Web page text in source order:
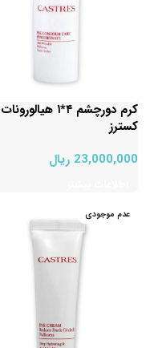
کرم دورچشم ۴*۱ هیالورونات
کسترز
23,000,000 ریال
عدم موجودی